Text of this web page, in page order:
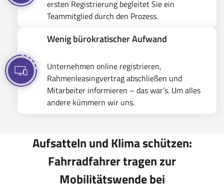
ersten Registrierung begleitet Sie ein
Teammitglied durch den Prozess.
Wenig bürokratischer Aufwand
Unternehmen online registrieren,
Rahmenleasingvertrag abschließen und
Mitarbeiter informieren – das war’s. Um alles
andere kümmern wir uns.
Aufsatteln und Klima schützen:
Fahrradfahrer tragen zur
Mobilitätswende bei